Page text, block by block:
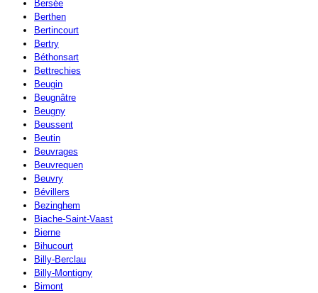
Bersée
Berthen
Bertincourt
Bertry
Béthonsart
Bettrechies
Beugin
Beugnâtre
Beugny
Beussent
Beutin
Beuvrages
Beuvrequen
Beuvry
Bévillers
Bezinghem
Biache-Saint-Vaast
Bierne
Bihucourt
Billy-Berclau
Billy-Montigny
Bimont